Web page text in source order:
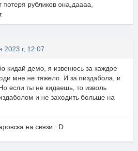
потеря рубликов она,даааа,
2023 г, 12:07
кидай демо, я извенюсь за каждое
мне не тяжело. И за пиздабола, и
если ты не кидаешь, то изволь
и не заходить больше на
на связи : D